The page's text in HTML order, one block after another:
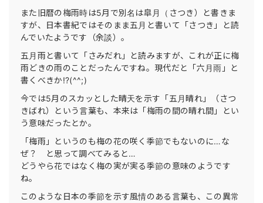
また旧暦の梅雨時は5月で別名は皐月（さつき）と書きま
すが、日本書紀ではそのまま五月と書いて「さつき」と読
んでいたようです（余談）。
五月雨と書いて「さみだれ」と読みますが、これが正に梅
雨どきの雨のことだったんですね。現代だと「六月雨」と
書くべきか!?(^^;)
今では5月のスカッとした晴天を示す「五月晴れ」（さつ
きばれ）という言葉も、本来は「梅雨の間の晴れ間」とい
う意味だったとか。
「梅雨」というのも梅の花の咲く季節でもないのに…な
ぜ？ と思って調べてみると…
どうやら花ではなく梅の実が実る季節の意味のようです
ね。
このような日本の季節を示す風情のある言葉も、この異常